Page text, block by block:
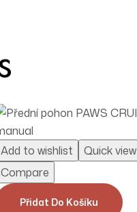
Add to wishlist
Quick view
Compare
Přidat Do Košíku